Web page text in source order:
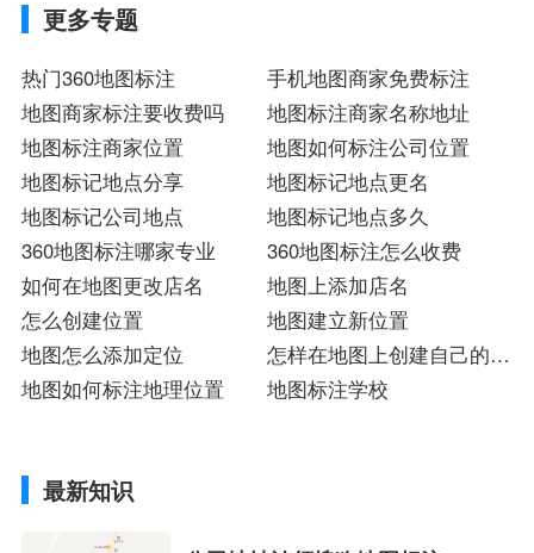
更多专题
热门360地图标注
手机地图商家免费标注
地图商家标注要收费吗
地图标注商家名称地址
地图标注商家位置
地图如何标注公司位置
地图标记地点分享
地图标记地点更名
地图标记公司地点
地图标记地点多久
360地图标注哪家专业
360地图标注怎么收费
如何在地图更改店名
地图上添加店名
怎么创建位置
地图建立新位置
地图怎么添加定位
怎样在地图上创建自己的位
置
地图如何标注地理位置 地图标注学校
最新知识